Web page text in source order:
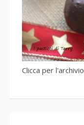
Clicca per l'archivio